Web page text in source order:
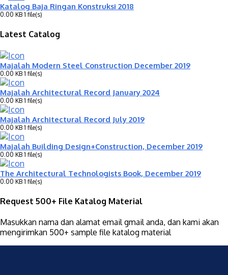
Katalog Baja Ringan Konstruksi 2018
0.00 KB 1 file(s)
Latest Catalog
Majalah Modern Steel Construction December 2019
0.00 KB 1 file(s)
Majalah Architectural Record January 2024
0.00 KB 1 file(s)
Majalah Architectural Record July 2019
0.00 KB 1 file(s)
Majalah Building Design+Construction, December 2019
0.00 KB 1 file(s)
The Architectural Technologists Book, December 2019
0.00 KB 1 file(s)
Request 500+ File Katalog Material
Masukkan nama dan alamat email gmail anda, dan kami akan
mengirimkan 500+ sample file katalog material